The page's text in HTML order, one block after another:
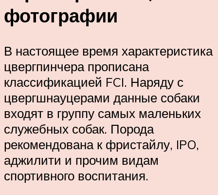
фотографии
В настоящее время характеристика
цвергпинчера прописана
классификацией FCI. Наряду с
цвергшнауцерами данные собаки
входят в группу самых маленьких
служебных собак. Порода
рекомендована к фристайлу, IPO,
аджилити и прочим видам
спортивного воспитания.